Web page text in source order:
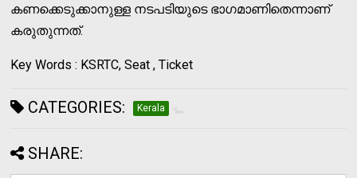
കണക്കെടുക്കാനുള്ള നടപടിയുടെ ഭാഗമാണിതെന്നാണ്
കരുതുന്നത്.
Key Words : KSRTC, Seat , Ticket
CATEGORIES: Kerala
SHARE: